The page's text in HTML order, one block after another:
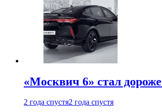
«Москвич 6» стал
2 года спустя2 года спустя